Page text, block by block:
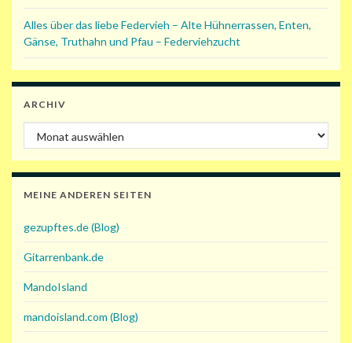
Alles über das liebe Federvieh – Alte Hühnerrassen, Enten,
Gänse, Truthahn und Pfau – Federviehzucht
ARCHIV
Archiv
MEINE ANDEREN SEITEN
gezupftes.de (Blog)
Gitarrenbank.de
MandoIsland
mandoisland.com (Blog)